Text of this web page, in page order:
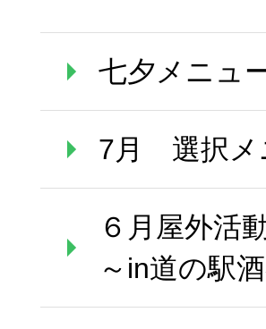
七夕メニュ
7月 選択メ
６月屋外活
～in道の駅